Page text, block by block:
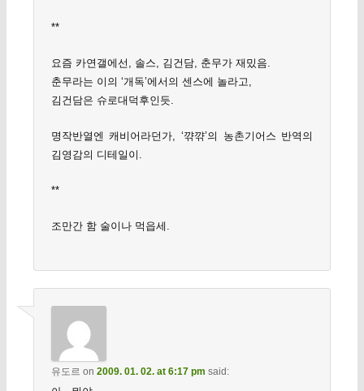
**
요즘 카연갤에선, 솔스, 김건담, 춘무가 재밌음.
춘무라는 이의 ‘개독’에서의 센스에 놀라고,
김건담은 슈로대덕후인듯.
명작반열엔 캐비어라던가, ‘꺆꺆’의 농촌기어스 반역의
김영감의 디테일이.
**
조만간 함 술이나 먹읍세.
유도르 on 2009. 01. 02. at 6:17 pm said: